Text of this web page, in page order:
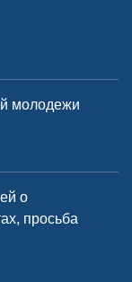
молодежи
о
просьба